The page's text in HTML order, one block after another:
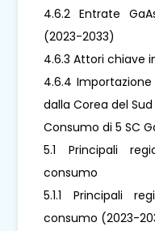
4.6.2 Entrate
(2023-2033)
4.6.3 Attori chiave
4.6.4
dalla Corea del
Consumo di 5 SC
5.1 Principali
consumo
5.1.1 Principali
consumo (2023-